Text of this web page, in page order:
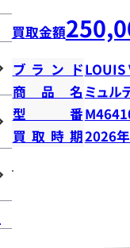
買取金額
ブランドLOUIS
商品名 ミュル
型番
買取時期2026